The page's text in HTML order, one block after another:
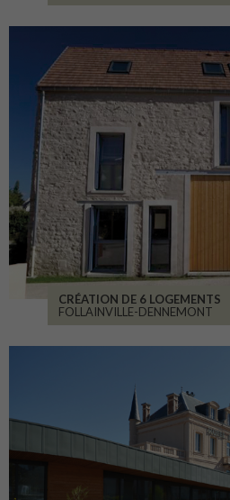
CRÉATION DE 6 LOGEMENTS
FOLLAINVILLE-DENNEMONT